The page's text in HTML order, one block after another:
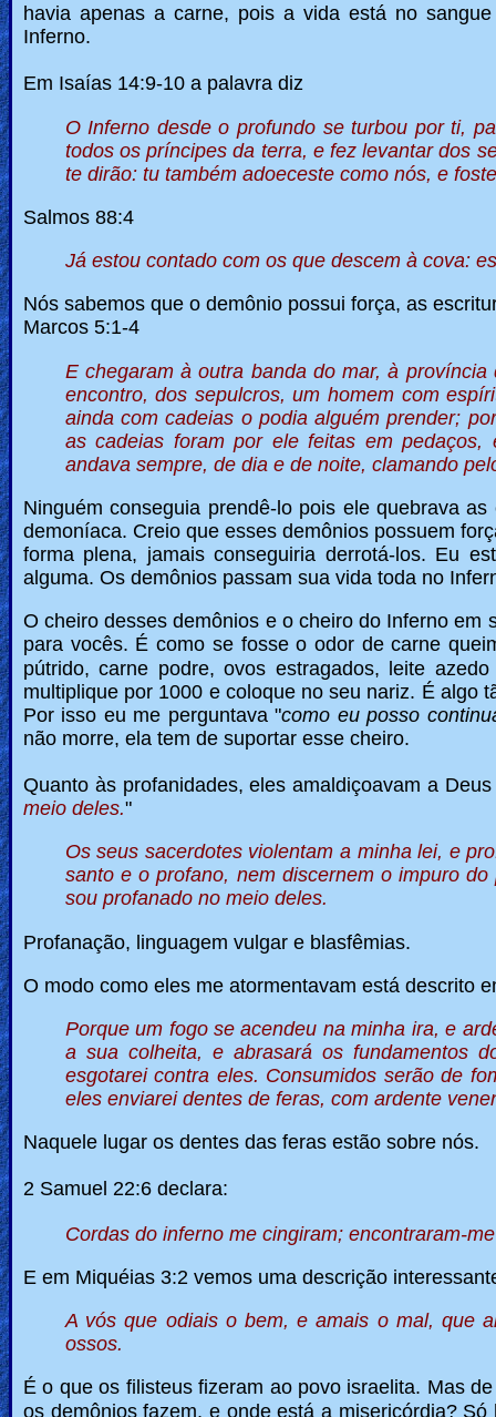
havia apenas a carne, pois a vida está no
Inferno.
Em Isaías 14:9-10 a palavra diz
O Inferno desde o profundo se turbou por ti,
todos os príncipes da terra, e fez levantar dos
te dirão: tu também adoeceste como nós, e
Salmos 88:4
Já estou contado com os que descem à cova:
Nós sabemos que o demônio possui força, as
Marcos 5:1-4
E chegaram à outra banda do mar, à
encontro, dos sepulcros, um homem com
ainda com cadeias o podia alguém prender;
as cadeias foram por ele feitas em
andava sempre, de dia e de noite, clamando
Ninguém conseguia prendê-lo pois ele quebrava
demoníaca. Creio que esses demônios possuem
forma plena, jamais conseguiria derrotá-los. Eu
alguma. Os demônios passam sua vida toda no
O cheiro desses demônios e o cheiro do Inferno
para vocês. É como se fosse o odor de carne
pútrido, carne podre, ovos estragados, leite
multiplique por 1000 e coloque no seu nariz. É algo
Por isso eu me perguntava "como eu posso
não morre, ela tem de suportar esse cheiro.
Quanto às profanidades, eles amaldiçoavam a
meio deles."
Os seus sacerdotes violentam a minha lei, e
santo e o profano, nem discernem o impuro
sou profanado no meio deles.
Profanação, linguagem vulgar e blasfêmias.
O modo como eles me atormentavam está descrito
Porque um fogo se acendeu na minha ira, e
a sua colheita, e abrasará os fundamentos
esgotarei contra eles. Consumidos serão de
eles enviarei dentes de feras, com ardente
Naquele lugar os dentes das feras estão sobre nós.
2 Samuel 22:6 declara:
Cordas do inferno me cingiram; encontraram-
E em Miquéias 3:2 vemos uma descrição
A vós que odiais o bem, e amais o mal, que
ossos.
É o que os filisteus fizeram ao povo israelita. Mas
os demônios fazem, e onde está a misericórdia?